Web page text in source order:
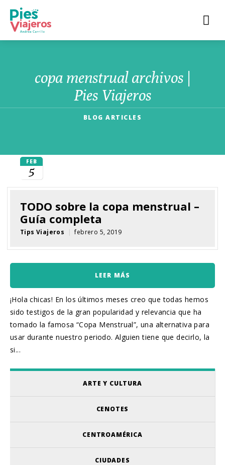
copa menstrual archivos |
Pies Viajeros
BLOG ARTICLES
FEB
5
TODO sobre la copa menstrual –
Guía completa
Tips Viajeros | febrero 5, 2019
LEER MÁS
¡Hola chicas! En los últimos meses creo que todas hemos
sido testigos de la gran popularidad y relevancia que ha
tomado la famosa “Copa Menstrual”, una alternativa para
usar durante nuestro periodo. Alguien tiene que decirlo, la
si...
ARTE Y CULTURA
CENOTES
CENTROAMÉRICA
CIUDADES